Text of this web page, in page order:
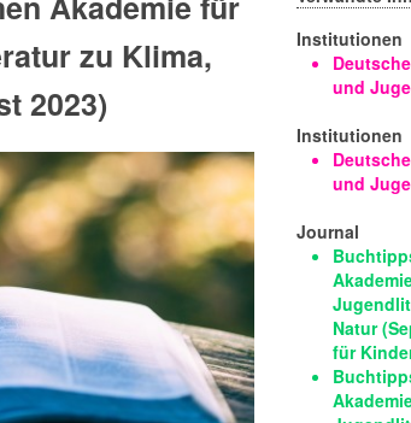
zu Klima,
2023)
Institutionen
und
Institutionen
und
Journal
Natur
für